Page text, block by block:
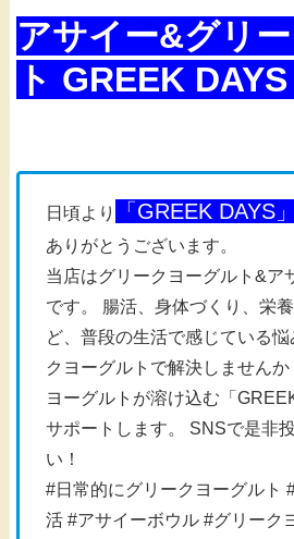
アサイー&グリ
ト GREEK
日頃より 「GREEK DAYS」
ありがとうございます。
当店はグリークヨーグルト&ア
です。 腸活、身体づくり、栄
ど、普段の生活で感じている
クヨーグルトで解決しません
ヨーグルトが溶け込む「
サポートします。 SNSで是非
い！
#日常的にグリークヨーグルト
活 #アサイーボウル #グリーク